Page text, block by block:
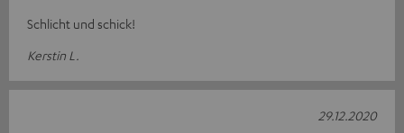
Schlicht und schick!
Kerstin L.
29.12.2020